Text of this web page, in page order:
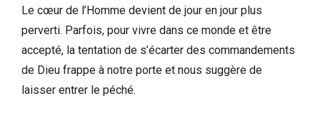
Le cœur de l’Homme devient de jour en jour plus
perverti. Parfois, pour vivre dans ce monde et être
accepté, la tentation de s’écarter des commandements
de Dieu frappe à notre porte et nous suggère de
laisser entrer le péché.